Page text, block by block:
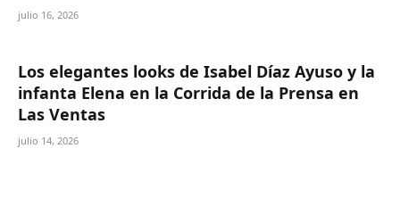
julio 16, 2026
Los elegantes looks de Isabel Díaz Ayuso y la
infanta Elena en la Corrida de la Prensa en
Las Ventas
julio 14, 2026